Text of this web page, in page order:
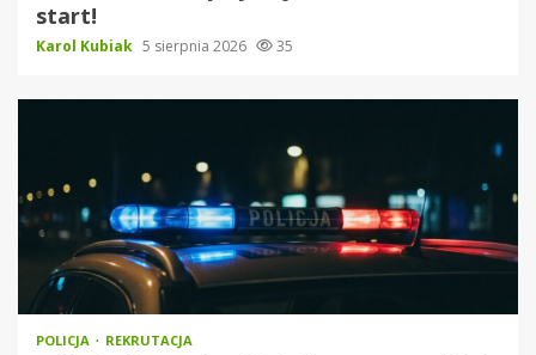
start!
Karol Kubiak 5 sierpnia 2026 35
POLICJA REKRUTACJA